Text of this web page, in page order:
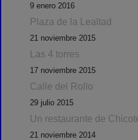
9 enero 2016
Plaza de la Lealtad
21 noviembre 2015
Las 4 torres
17 noviembre 2015
Calle del Rollo
29 julio 2015
Un restaurante de
21 noviembre 2014